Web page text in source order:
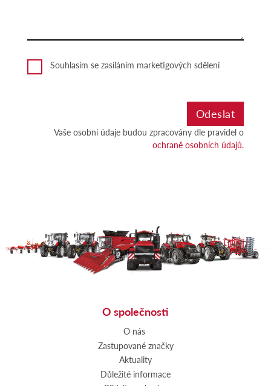
Souhlasím se zasíláním marketigových sdělení
Vaše osobní údaje budou zpracovány dle pravidel o
ochraně osobních údajů.
O společnosti
O nás
Zastupované značky
Aktuality
Důležité informace